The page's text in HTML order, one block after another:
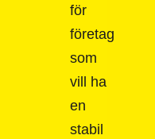
för
företag
som
vill ha
en
stabil